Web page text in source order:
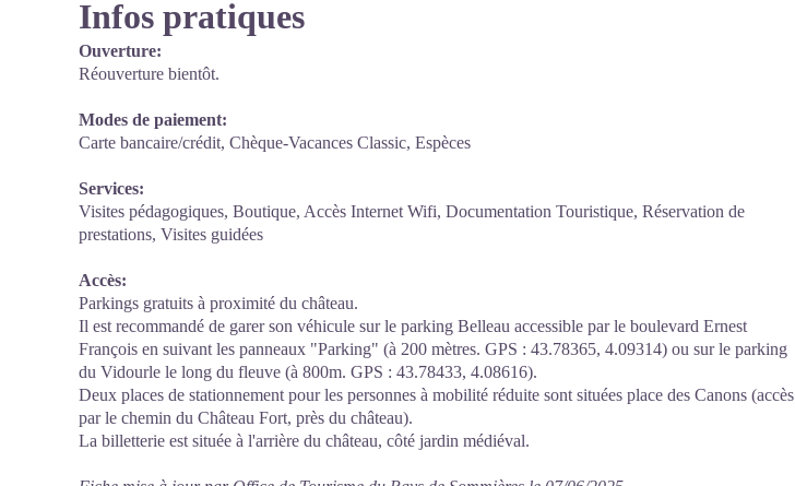
Infos pratiques
Ouverture:
Réouverture bientôt.
Modes de paiement:
Carte bancaire/crédit, Chèque-Vacances Classic, Espèces
Services:
Visites pédagogiques, Boutique, Accès Internet Wifi, Documentation Touristique, Réservation de
prestations, Visites guidées
Accès:
Parkings gratuits à proximité du château.
Il est recommandé de garer son véhicule sur le parking Belleau accessible par le boulevard Ernest
François en suivant les panneaux "Parking" (à 200 mètres. GPS : 43.78365, 4.09314) ou sur le parking
du Vidourle le long du fleuve (à 800m. GPS : 43.78433, 4.08616).
Deux places de stationnement pour les personnes à mobilité réduite sont situées place des Canons (accès
par le chemin du Château Fort, près du château).
La billetterie est située à l'arrière du château, côté jardin médiéval.